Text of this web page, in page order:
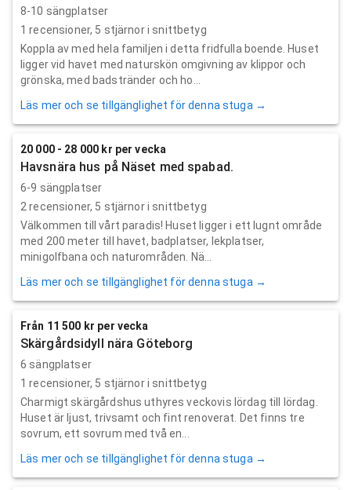
8-10 sängplatser
1 recensioner, 5 stjärnor i snittbetyg
Koppla av med hela familjen i detta fridfulla boende. Huset
ligger vid havet med naturskön omgivning av klippor och
grönska, med badstränder och ho...
Läs mer och se tillgänglighet för denna stuga →
20 000 - 28 000 kr per vecka
Havsnära hus på Näset med spabad.
6-9 sängplatser
2 recensioner, 5 stjärnor i snittbetyg
Välkommen till vårt paradis! Huset ligger i ett lugnt område
med 200 meter till havet, badplatser, lekplatser,
minigolfbana och naturområden. Nä...
Läs mer och se tillgänglighet för denna stuga →
Från 11 500 kr per vecka
Skärgårdsidyll nära Göteborg
6 sängplatser
1 recensioner, 5 stjärnor i snittbetyg
Charmigt skärgårdshus uthyres veckovis lördag till lördag.
Huset är ljust, trivsamt och fint renoverat. Det finns tre
sovrum, ett sovrum med två en...
Läs mer och se tillgänglighet för denna stuga →